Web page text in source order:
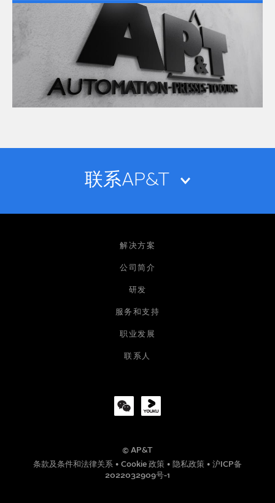
联系AP&T
© AP&T
条款及条件和法律关系 • Cookie 政策 • 隐私政策 • 沪ICP备
2022032909号-1
解决方案
公司简介
研发
服务和支持
职业发展
联系人